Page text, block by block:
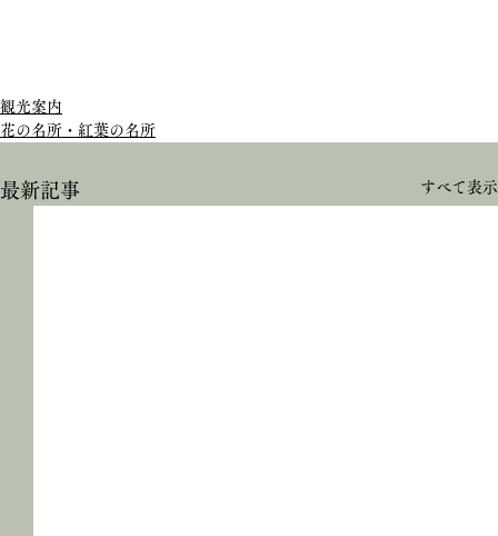
観光案内
花の名所・紅葉の名所
最新記事 すべて表示